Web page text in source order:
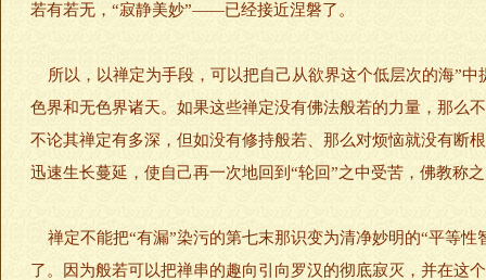
若有若无，“寂静美妙”——已经接近涅磐了。
所以，以禅定为手段，可以把自己从欲界这个低层次的海”
色界和无色界诸天。如果这些禅定没有佛法般若的力量，那么
不论其禅定有多深，但如没有修持般若、那么对烦恼就没有断
迅速生长蔓延，使自己再一次地回到“轮回”之中受苦，佛教
禅定不能把“有漏”染污的第七末那识变为清净妙明的“平等性
了。因为般若可以把禅串的趣向引向罗汉的彻底寂灭，并在